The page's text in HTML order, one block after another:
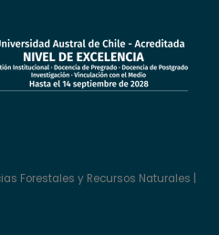
Forestales y Recursos Naturales |